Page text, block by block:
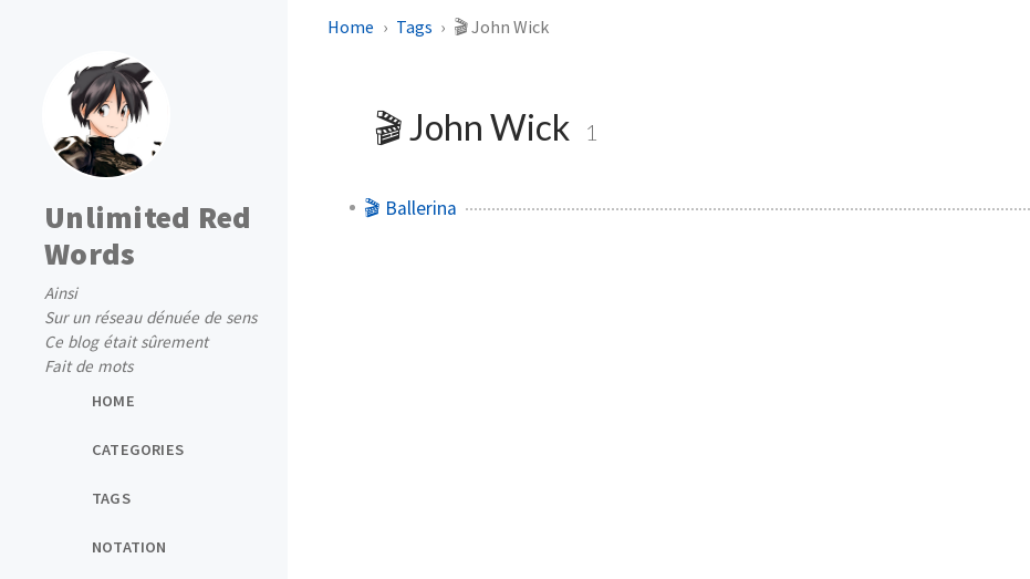
Unlimited Red
Words
Ainsi
Sur un réseau dénuée de sens
Ce blog était sûrement
Fait de mots
HOME
CATEGORIES
TAGS
NOTATION
Home Tags 🎬 John Wick
🎬 John Wick 1
🎬 Ballerina